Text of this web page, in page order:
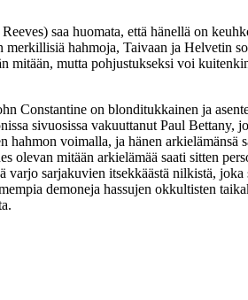
) saa huomata, että hänellä on
hahmoja, Taivaan ja Helvetin
mutta pohjustukseksi voi
Constantine on blonditukkainen ja
sivuosissa vakuuttanut Paul Bettany,
voimalla, ja hänen arkielämänsä
olevan mitään arkielämää saati sitten
sarjakuvien itsekkäästä nilkistä,
demoneja hassujen okkultisten